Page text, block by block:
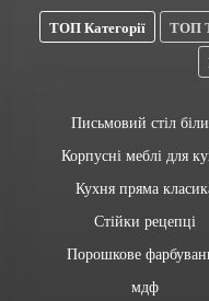
ТОП Категорії ТОП
Письмовий стіл
Корпусні меблі для
Кухня пряма
Стійки рецепці
Порошкове
мдф